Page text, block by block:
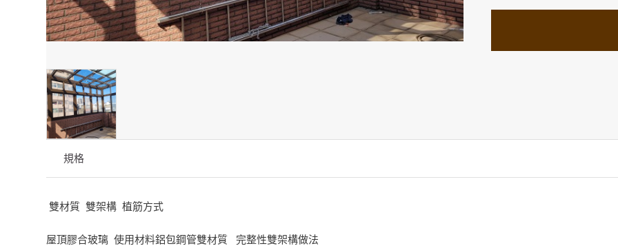
規格
雙材質 雙架構 植筋方式
屋頂膠合玻璃 使用材料鋁包鋼管雙材質 完整性雙架構做法